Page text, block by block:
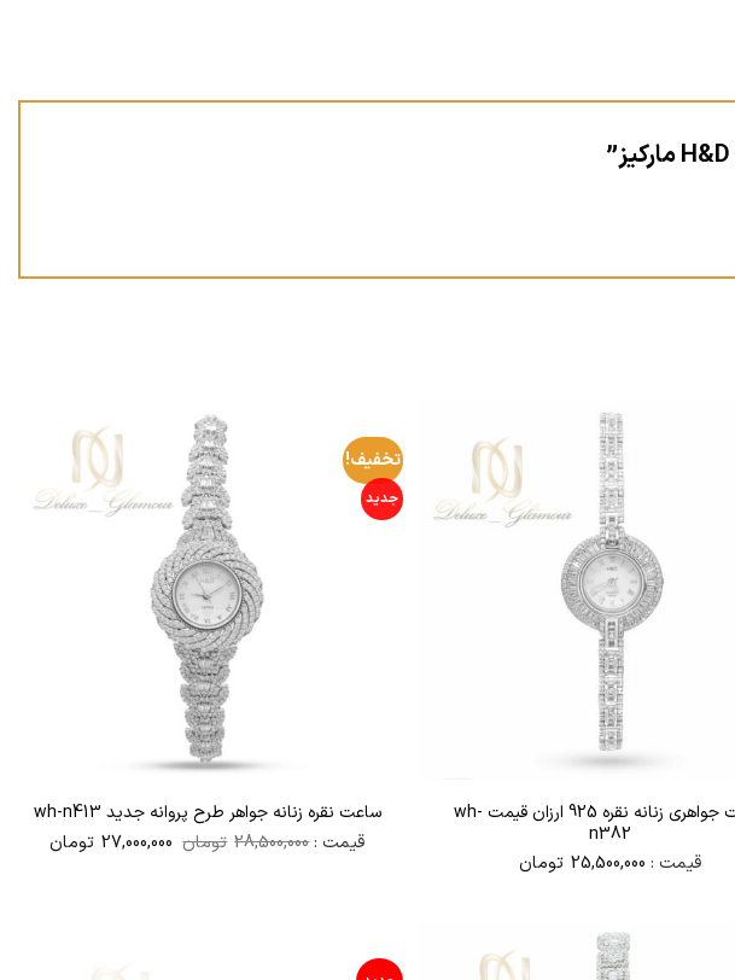
ساعت جواهری زنانه نقره 925 ارزان قیمت wh-
n382
قیمت : 25,500,000 تومان
تخفیف!
جدید
ساعت نقره زنانه جواهر طرح پروانه جدید wh-n413
قیمت :28,500,000 تومان قیمت
اصلی
27,000,000 تومانقیمت
فعلی